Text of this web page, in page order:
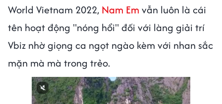
World Vietnam 2022, Nam Em vẫn luôn là cái
tên hoạt động "nóng hổi" đối với làng giải trí
Vbiz nhờ giọng ca ngọt ngào kèm với nhan sắc
mặn mà mà trong trẻo.